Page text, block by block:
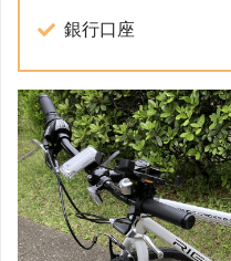
銀行口座